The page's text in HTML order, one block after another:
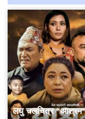
लघु चलचित्र “आश्रम”